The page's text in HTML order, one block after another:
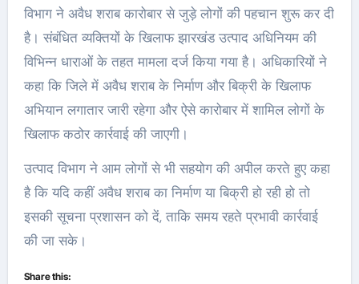
विभाग ने अवैध शराब कारोबार से जुड़े लोगों की पहचान शुरू कर दी
है। संबंधित व्यक्तियों के खिलाफ झारखंड उत्पाद अधिनियम की
विभिन्न धाराओं के तहत मामला दर्ज किया गया है। अधिकारियों ने
कहा कि जिले में अवैध शराब के निर्माण और बिक्री के खिलाफ
अभियान लगातार जारी रहेगा और ऐसे कारोबार में शामिल लोगों के
खिलाफ कठोर कार्रवाई की जाएगी।
उत्पाद विभाग ने आम लोगों से भी सहयोग की अपील करते हुए कहा
है कि यदि कहीं अवैध शराब का निर्माण या बिक्री हो रही हो तो
इसकी सूचना प्रशासन को दें, ताकि समय रहते प्रभावी कार्रवाई
की जा सके।
Share this: